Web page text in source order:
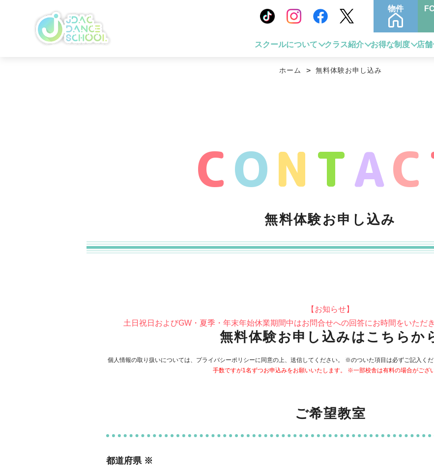
ホーム > 無料体験お申し込み
物件
スクールについて クラス紹介 お得な制度 店
CONTAC
無料体験お申し込み
【お知らせ】
土日祝日およびGW・夏季・年末年始休業期間中はお問合せへの回答にお時間をいただ
無料体験お申し込みはこちらか
個人情報の取り扱いについては、プライバシーポリシーに同意の上、送信してください。 ※のついた項目は必ずご記入くだ
手数ですが1名ずつお申込みをお願いいたします。 ※一部校舎は有料の場合がござ
ご希望教室
都道府県 ※